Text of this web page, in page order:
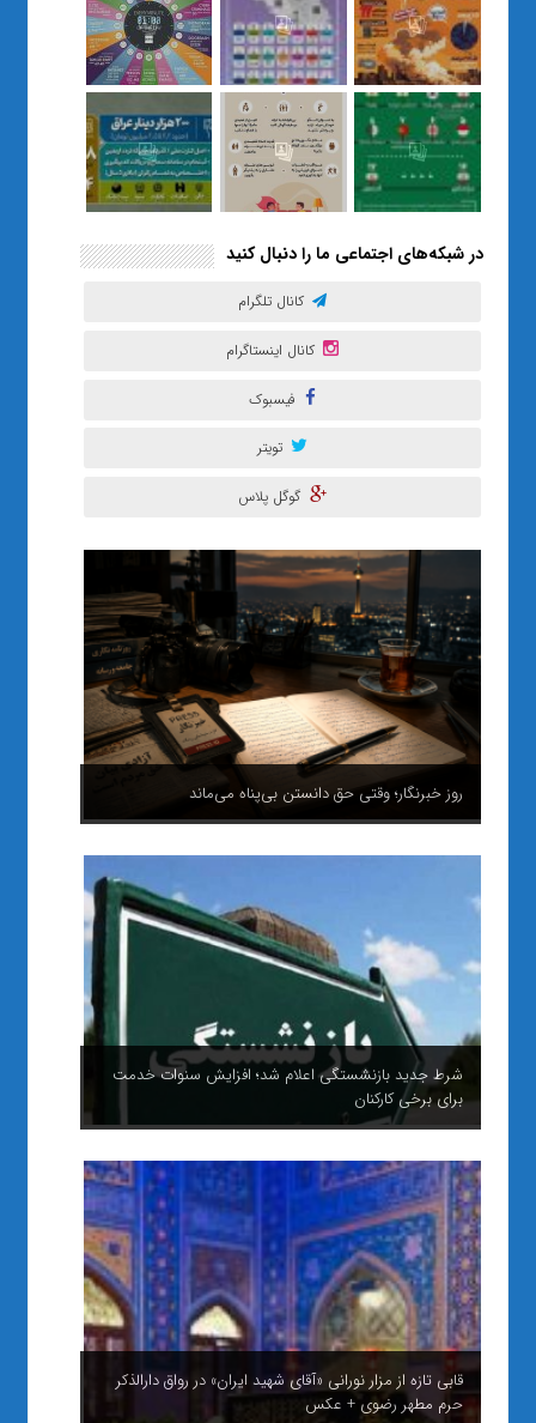
حضور مشترک معلم و هنرجویان
در مهم‌ترین گالری قرآنی هوش
مصنوعی تهران
در شبکه‌های اجتماعی ما را دنبال کنید
کانال تلگرام
کانال اینستاگرام
فیسبوک
تویتر
گوگل پلاس
روز خبرنگار؛ وقتی حق دانستن بی‌پناه می‌ماند
شرط جدید بازنشستگی اعلام شد؛ افزایش سنوات خدمت
برای برخی کارکنان
قابی تازه از مزار نورانی «آقای شهید ایران» در رواق دارالذکر
حرم مطهر رضوی + عکس